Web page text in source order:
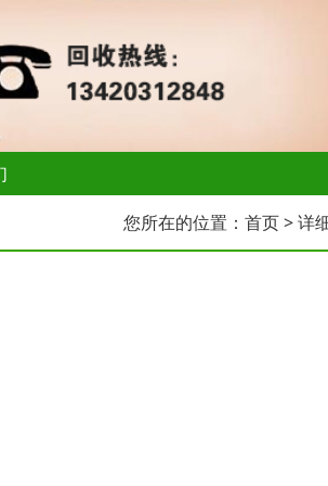
您所在的位置： 首页> 详